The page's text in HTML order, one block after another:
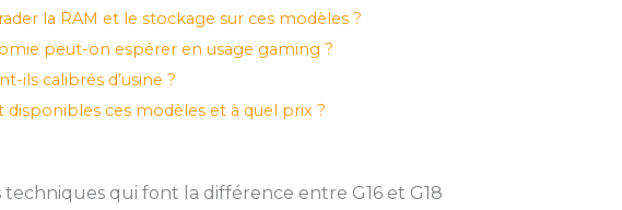
la RAM et le stockage sur ces modèles ?
peut-on espérer en usage gaming ?
ils calibrés d’usine ?
disponibles ces modèles et à quel prix ?
techniques qui font la différence entre G16 et G18